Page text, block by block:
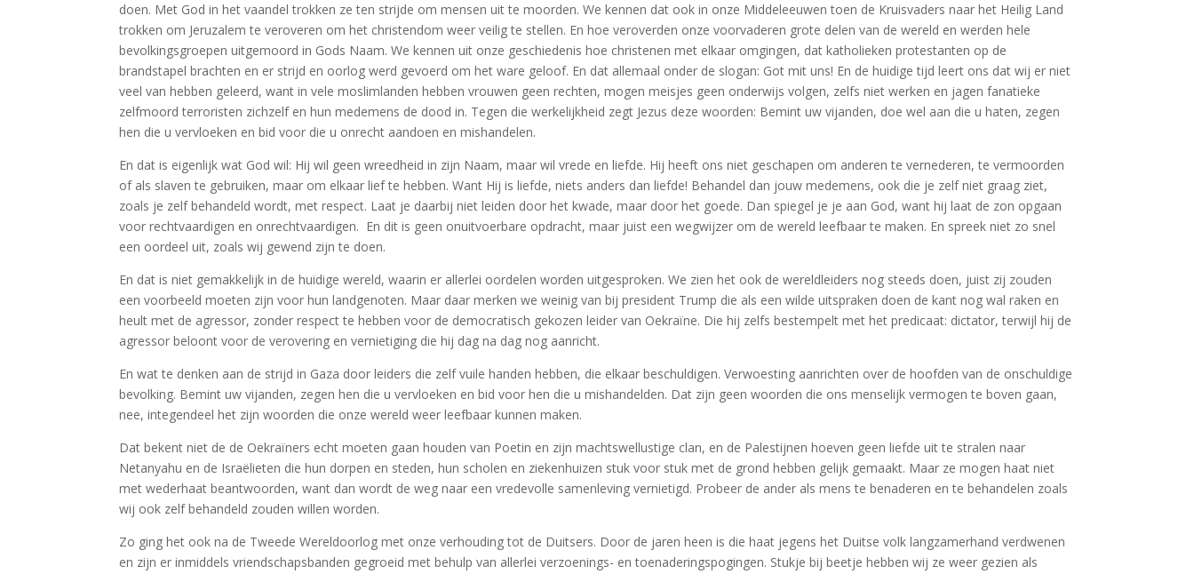
doen. Met God in het vaandel trokken ze ten strijde om mensen uit te moorden. We kennen dat ook in onze Middeleeuwen toen de Kruisvaders naar het Heilig Land
trokken om Jeruzalem te veroveren om het christendom weer veilig te stellen. En hoe veroverden onze voorvaderen grote delen van de wereld en werden hele
bevolkingsgroepen uitgemoord in Gods Naam. We kennen uit onze geschiedenis hoe christenen met elkaar omgingen, dat katholieken protestanten op de
brandstapel brachten en er strijd en oorlog werd gevoerd om het ware geloof. En dat allemaal onder de slogan: Got mit uns! En de huidige tijd leert ons dat wij er niet
veel van hebben geleerd, want in vele moslimlanden hebben vrouwen geen rechten, mogen meisjes geen onderwijs volgen, zelfs niet werken en jagen fanatieke
zelfmoord terroristen zichzelf en hun medemens de dood in. Tegen die werkelijkheid zegt Jezus deze woorden: Bemint uw vijanden, doe wel aan die u haten, zegen
hen die u vervloeken en bid voor die u onrecht aandoen en mishandelen.
En dat is eigenlijk wat God wil: Hij wil geen wreedheid in zijn Naam, maar wil vrede en liefde. Hij heeft ons niet geschapen om anderen te vernederen, te vermoorden
of als slaven te gebruiken, maar om elkaar lief te hebben. Want Hij is liefde, niets anders dan liefde! Behandel dan jouw medemens, ook die je zelf niet graag ziet,
zoals je zelf behandeld wordt, met respect. Laat je daarbij niet leiden door het kwade, maar door het goede. Dan spiegel je je aan God, want hij laat de zon opgaan
voor rechtvaardigen en onrechtvaardigen. En dit is geen onuitvoerbare opdracht, maar juist een wegwijzer om de wereld leefbaar te maken. En spreek niet zo snel
een oordeel uit, zoals wij gewend zijn te doen.
En dat is niet gemakkelijk in de huidige wereld, waarin er allerlei oordelen worden uitgesproken. We zien het ook de wereldleiders nog steeds doen, juist zij zouden
een voorbeeld moeten zijn voor hun landgenoten. Maar daar merken we weinig van bij president Trump die als een wilde uitspraken doen de kant nog wal raken en
heult met de agressor, zonder respect te hebben voor de democratisch gekozen leider van Oekraïne. Die hij zelfs bestempelt met het predicaat: dictator, terwijl hij de
agressor beloont voor de verovering en vernietiging die hij dag na dag nog aanricht.
En wat te denken aan de strijd in Gaza door leiders die zelf vuile handen hebben, die elkaar beschuldigen. Verwoesting aanrichten over de hoofden van de onschuldige
bevolking. Bemint uw vijanden, zegen hen die u vervloeken en bid voor hen die u mishandelden. Dat zijn geen woorden die ons menselijk vermogen te boven gaan,
nee, integendeel het zijn woorden die onze wereld weer leefbaar kunnen maken.
Dat bekent niet de de Oekraïners echt moeten gaan houden van Poetin en zijn machtswellustige clan, en de Palestijnen hoeven geen liefde uit te stralen naar
Netanyahu en de Israëlieten die hun dorpen en steden, hun scholen en ziekenhuizen stuk voor stuk met de grond hebben gelijk gemaakt. Maar ze mogen haat niet
met wederhaat beantwoorden, want dan wordt de weg naar een vredevolle samenleving vernietigd. Probeer de ander als mens te benaderen en te behandelen zoals
wij ook zelf behandeld zouden willen worden.
Zo ging het ook na de Tweede Wereldoorlog met onze verhouding tot de Duitsers. Door de jaren heen is die haat jegens het Duitse volk langzamerhand verdwenen
en zijn er inmiddels vriendschapsbanden gegroeid met behulp van allerlei verzoenings- en toenaderingspogingen. Stukje bij beetje hebben wij ze weer gezien als